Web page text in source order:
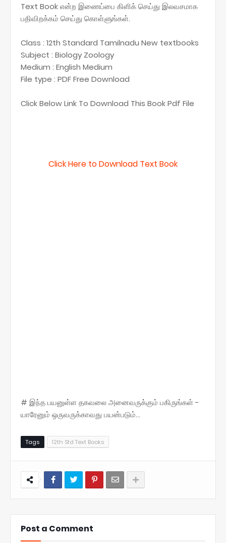
Text Book என்ற இணைப்பை கிளிக் செய்து இலவசமாக
பதிவிறக்கம் செய்து கொள்ளுங்கள்.
Class : 12th Standard Tamilnadu New textbooks
Subject : Biology Zoology
Medium : English Medium
File type : PDF Free Download
Click Below Link To Download This Book Pdf File
Click Here to Download Text Book
# இந்த பயனுள்ள தகவலை அனைவருக்கும் பகிருங்கள் -
யாரேனும் ஒருவருக்காவது பயன்படும்...
Tags 12th Std Text Books
Post a Comment